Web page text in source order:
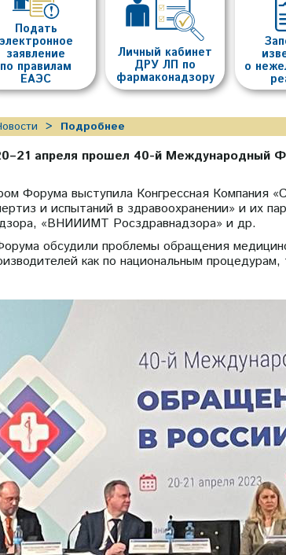
Подать
электронное
заявление
по правилам
ЕАЭС
Личный кабинет
ДРУ ЛП по
фармаконадзору
о
Подробнее
апреля прошел 40-й Международный
Форума выступила Конгрессная Компания
и испытаний в здравоохранении» и их
«ВНИИИМТ Росздравнадзора» и др.
обсудили проблемы обращения
как по национальным